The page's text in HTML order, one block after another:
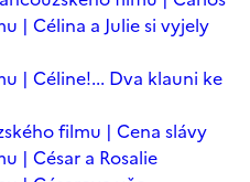
| Célina a Julie si vyjely
| Céline!... Dva klauni ke
filmu | Cena slávy
| César a Rosalie